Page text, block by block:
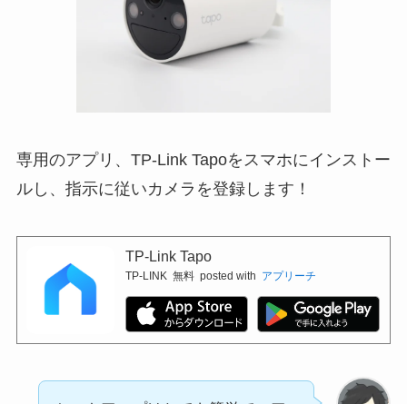
専用のアプリ、TP-Link Tapoをスマホにインストー
ルし、指示に従いカメラを登録します！
TP-Link Tapo
TP-LINK 無料 posted with アプリーチ